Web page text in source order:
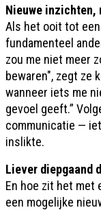
Nieuwe inzichten,
Als het ooit tot
fundamenteel
zou me niet meer
bewaren", zegt ze
wanneer iets me
gevoel geeft.”
communicatie —
inslikte.
Liever diepgaand
En hoe zit het met
een mogelijke